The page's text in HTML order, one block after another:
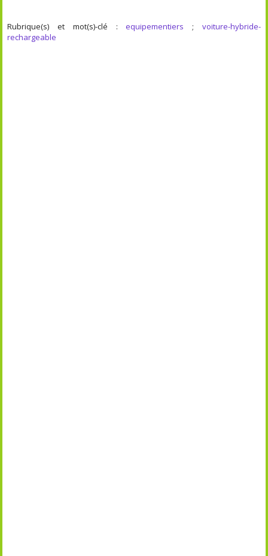
Rubrique(s) et mot(s)-clé :equipementiers ; voiture-hybride-
rechargeable